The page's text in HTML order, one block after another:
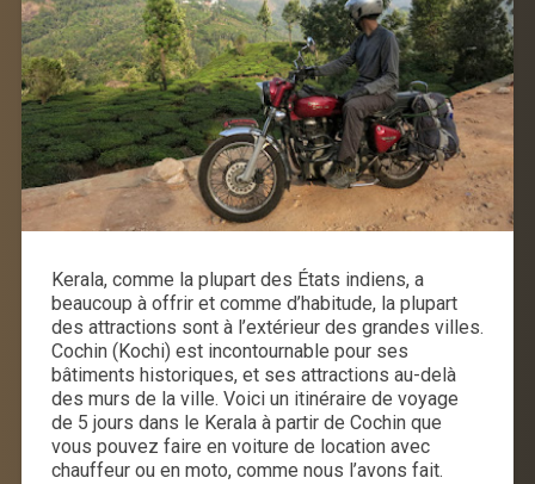
Kerala, comme la plupart des États indiens, a
beaucoup à offrir et comme d’habitude, la plupart
des attractions sont à l’extérieur des grandes villes.
Cochin (Kochi) est incontournable pour ses
bâtiments historiques, et ses attractions au-delà
des murs de la ville. Voici un itinéraire de voyage
de 5 jours dans le Kerala à partir de Cochin que
vous pouvez faire en voiture de location avec
chauffeur ou en moto, comme nous l’avons fait.